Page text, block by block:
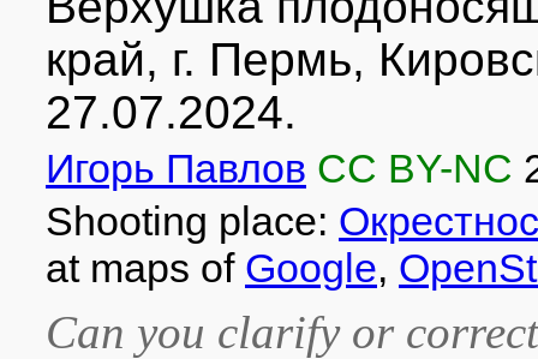
край, г. Пермь,
27.07.2024.
Игорь Павлов CC BY-NC
Shooting place:
at maps of Google,
Can you clarify or